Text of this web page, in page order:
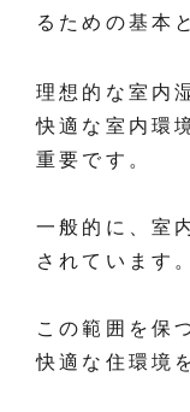
るための基本
理想的な室内
快適な室内環
重要です。
一般的に、室
されています。
この範囲を保
快適な住環境